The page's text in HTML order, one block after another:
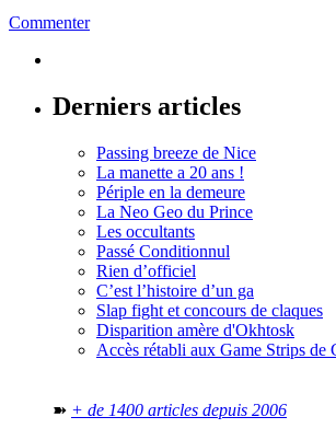
Commenter
Derniers articles
Passing breeze de Nice
La manette a 20 ans !
Périple en la demeure
La Neo Geo du Prince
Les occultants
Passé Conditionnul
Rien d’officiel
C’est l’histoire d’un ga
Slap fight et concours de claques
Disparition amère d'Okhtosk
Accès rétabli aux Game Strips de
➽ + de 1400 articles depuis 2006